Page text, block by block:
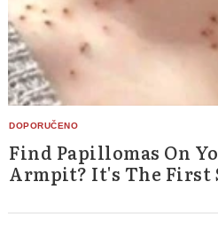
Find Papillomas On
Armpit? It's The First